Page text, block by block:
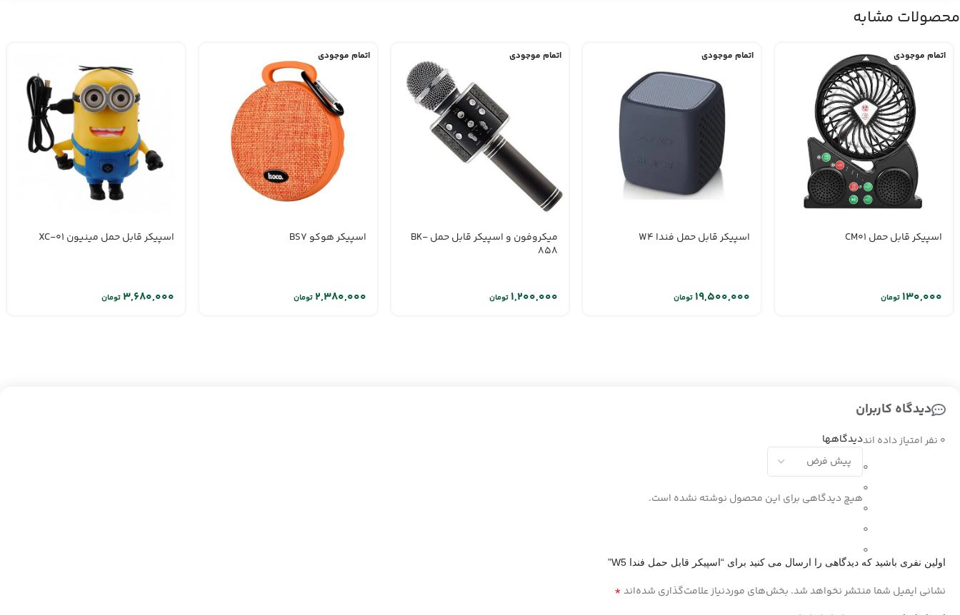
محصولات مشابه
اتمام موجودی
اسپیکر قابل حمل CM01
تومان
اتمام موجودی
اسپیکر قابل حمل فندا W4
تومان
اتمام موجودی
میکروفون و اسپیکر قابل حمل BK-
858
تومان
اتمام موجودی
اسپیکر هوکو BS7
تومان
اسپیکر قابل حمل مینیون XC-01
تومان
دیدگاه کاربران
0 نفر امتیاز داده اند
0
0
0
0
0
دیدگاهها
هیچ دیدگاهی برای این محصول نوشته نشده است.
اولین نفری باشید که دیدگاهی را ارسال می کنید برای “اسپیکر قابل حمل فندا W5”
نشانی ایمیل شما منتشر نخواهد شد. بخش‌های موردنیاز علامت‌گذاری شده‌اند*